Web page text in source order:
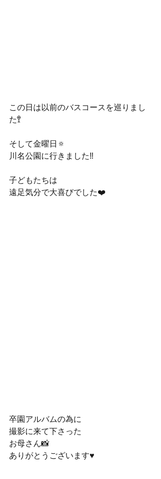
この日は以前のバスコースを巡りまし
た🚏
そして金曜日🔅
川名公園に行きました‼️
子どもたちは
遠足気分で大喜びでした❤️
卒園アルバムの為に
撮影に来て下さった
お母さん📸
ありがとうございます♥️